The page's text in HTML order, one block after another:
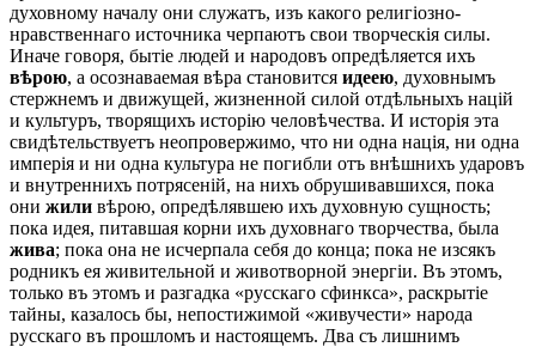
духовному началу они служатъ, изъ какого религіозно-
нравственнаго источника черпаютъ свои творческія силы.
Иначе говоря, бытіе людей и народовъ опредѣляется ихъ
вѣрою, а осознаваемая вѣра становится идеею, духовнымъ
стержнемъ и движущей, жизненной силой отдѣльныхъ націй
и культуръ, творящихъ исторію человѣчества. И исторія эта
свидѣтельствуетъ неопровержимо, что ни одна нація, ни одна
имперія и ни одна культура не погибли отъ внѣшнихъ ударовъ
и внутреннихъ потрясеній, на нихъ обрушивавшихся, пока
они жили вѣрою, опредѣлявшею ихъ духовную сущность;
пока идея, питавшая корни ихъ духовнаго творчества, была
жива; пока она не исчерпала себя до конца; пока не изсякъ
родникъ ея живительной и животворной энергіи. Въ этомъ,
только въ этомъ и разгадка «русскаго сфинкса», раскрытіе
тайны, казалось бы, непостижимой «живучести» народа
русскаго въ прошломъ и настоящемъ. Два съ лишнимъ